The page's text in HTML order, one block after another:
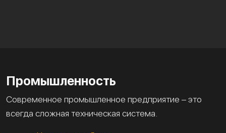
Промышленность
Современное промышленное предприятие – это
всегда сложная техническая система.